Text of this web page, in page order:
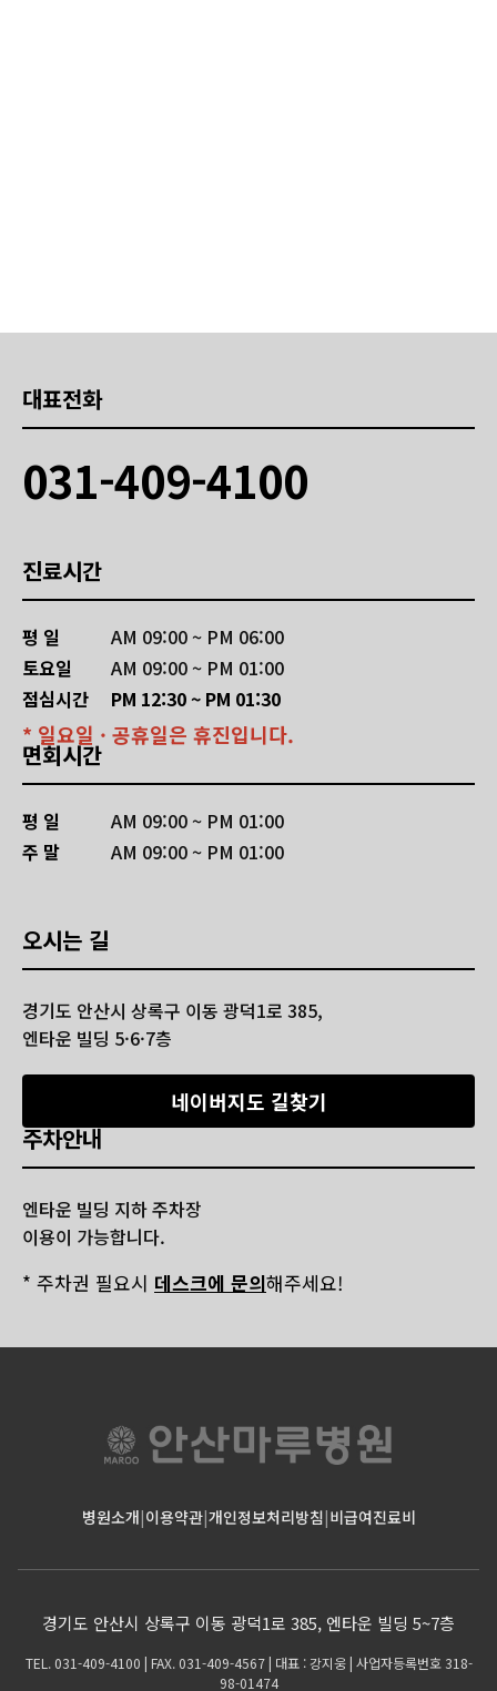
대표전화
031-409-4100
진료시간
평 일
AM 09:00 ~ PM 06:00
토요일
AM 09:00 ~ PM 01:00
점심시간
PM 12:30 ~ PM 01:30
* 일요일 · 공휴일은 휴진입니다.
면회시간
평 일
AM 09:00 ~ PM 01:00
주 말
AM 09:00 ~ PM 01:00
오시는 길
경기도 안산시 상록구 이동 광덕1로 385,
엔타운 빌딩 5·6·7층
네이버지도 길찾기
주차안내
엔타운 빌딩 지하 주차장
이용이 가능합니다.
* 주차권 필요시 데스크에 문의해주세요!
병원소개|이용약관|개인정보처리방침|비급여진료비
경기도 안산시 상록구 이동 광덕1로 385, 엔타운 빌딩 5~7층
TEL. 031-409-4100 | FAX. 031-409-4567 | 대표 : 강지웅 | 사업자등록번호 318-
98-01474